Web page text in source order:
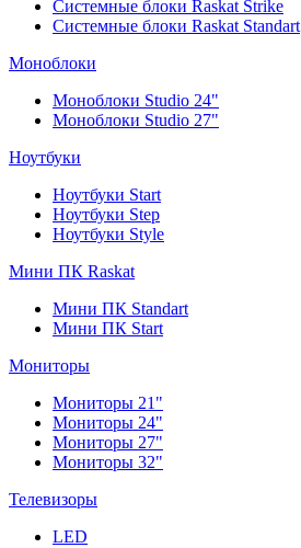
Системные блоки Raskat Strike
Системные блоки Raskat Standart
Моноблоки
Моноблоки Studio 24"
Моноблоки Studio 27"
Ноутбуки
Ноутбуки Start
Ноутбуки Step
Ноутбуки Style
Мини ПК Raskat
Мини ПК Standart
Мини ПК Start
Мониторы
Мониторы 21"
Мониторы 24"
Мониторы 27"
Мониторы 32"
Телевизоры
LED